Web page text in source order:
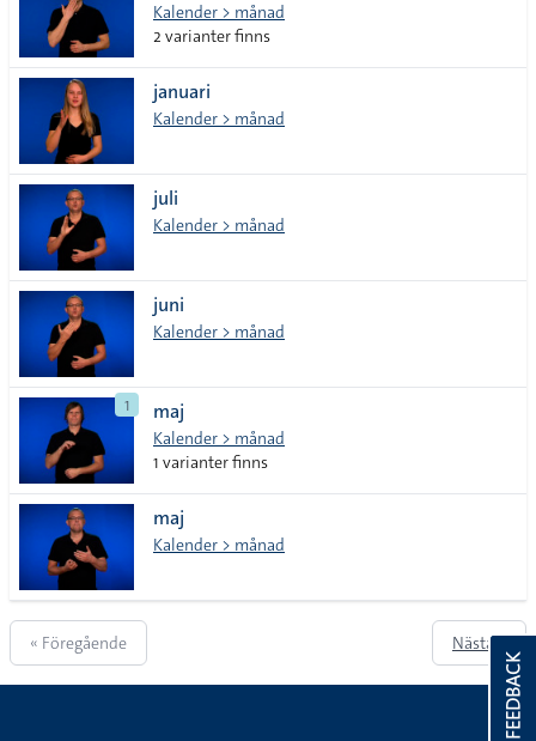
Kalender > månad
2 varianter finns
januari
Kalender > månad
juli
Kalender > månad
juni
Kalender > månad
1 maj
Kalender > månad
1 varianter finns
maj
Kalender > månad
« Föregående Nästa »
FEEDBACK